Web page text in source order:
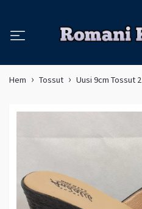
Hem Tossut Uusi 9cm Tossut 2